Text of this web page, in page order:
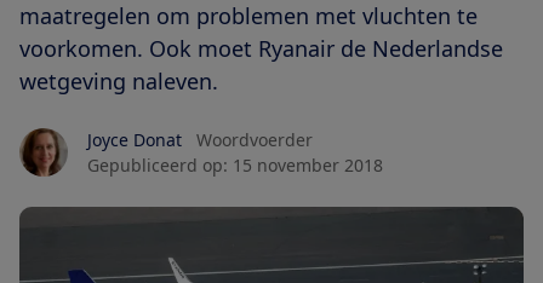
maatregelen om problemen met vluchten te
voorkomen. Ook moet Ryanair de Nederlandse
wetgeving naleven.
Joyce Donat
Woordvoerder
Gepubliceerd op: 15 november 2018